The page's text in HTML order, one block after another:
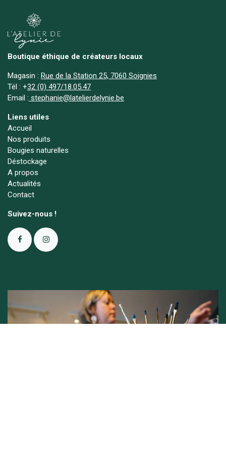
Boutique éthique de créateurs locaux
Magasin : Rue de la Station 25, 7060 Soignies
Tél : +32 (0) 497/18.05.47
Email : stephanie@latelierdelynie.be
Liens utiles
Accueil
Nos produits
Bougies naturelles
Déstockage
A propos
Actualités
Contact
Suivez-nous !